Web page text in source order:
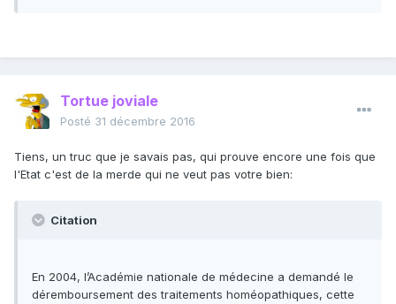
Tortue joviale
Posté 31 décembre 2016
Tiens, un truc que je savais pas, qui prouve encore une fois que
l'Etat c'est de la merde qui ne veut pas votre bien:
Citation
En 2004, l’Académie nationale de médecine a demandé le
déremboursement des traitements homéopathiques, cette